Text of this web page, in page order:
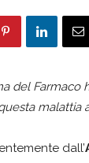
del
malattia
dall’